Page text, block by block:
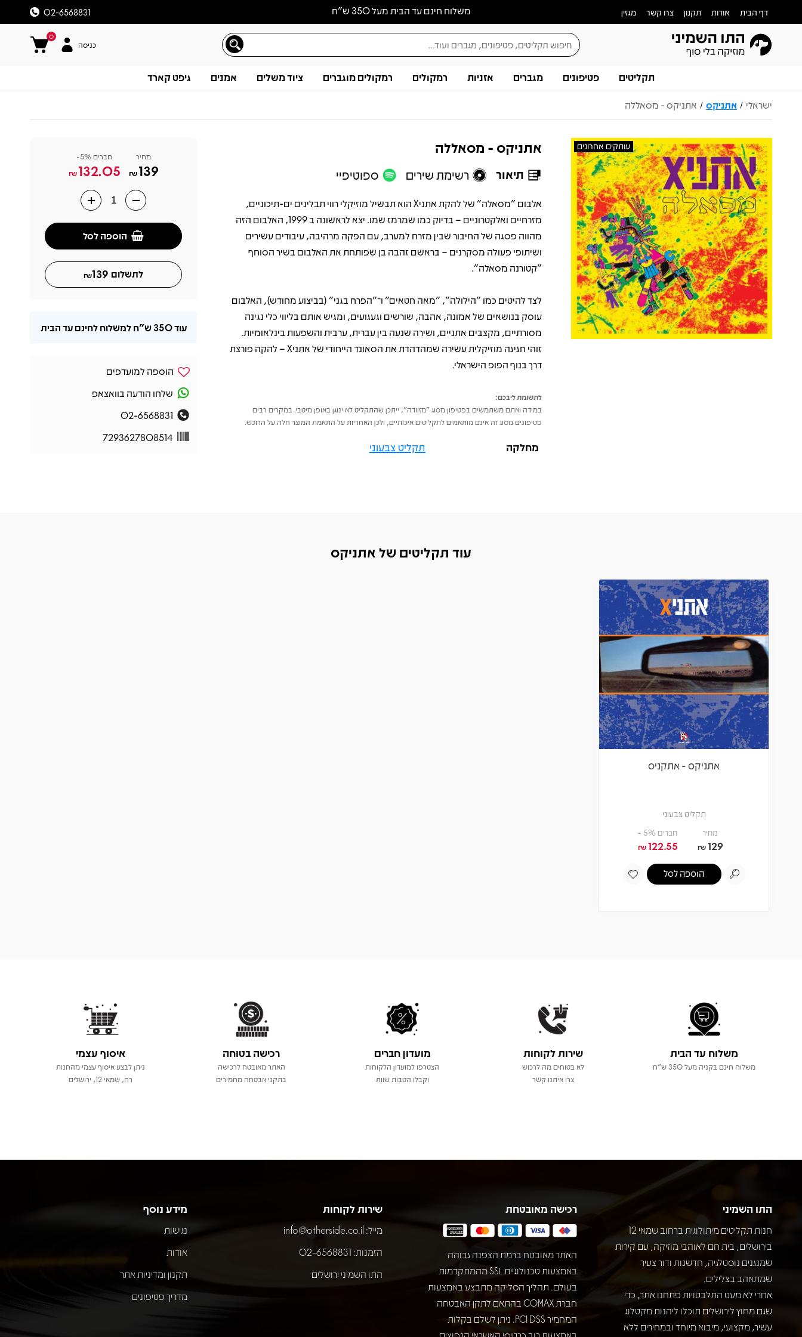
משלוח חינם עד הבית מעל 350 ש״ח דף הבית אודות תקנון צרו קשר מגזין 02-6568831
0
כניסה
תקליטים פטיפונים מגברים אזניות רמקולים רמקולים מוגברים ציוד משלים אמנים גיפט קארד
ישראלי / אתניקס / אתניקס - מסאללה
עותקים אחרונים אתניקס - מסאללה
תיאור רשימת שירים ספוטיפיי
תיאוראלבום "מסאלה" של להקת אתניX הוא תבשיל מוזיקלי רווי תבלינים ים-תיכוניים,
מזרחיים ואלקטרוניים – בדיוק כמו שמרמז שמו. יצא לראשונה ב 1999, האלבום הזה
מהווה פסגה של החיבור שבין מזרח למערב, עם הפקה מרהיבה, עיבודים עשירים
ושיתופי פעולה מסקרנים – בראשם זהבה בן שפותחת את האלבום בשיר הסוחף
"קטורנה מסאלה".
לצד להיטים כמו "הילולה", "מאה חטאים" ו־"הפרח בגני" (בביצוע מחודש), האלבום
עוסק בנושאים של אמונה, אהבה, שורשים וגעגועים, ומגיש אותם בליווי כלי נגינה
מסורתיים, מקצבים אתניים, ושירה שנעה בין עברית, ערבית והשפעות בינלאומיות.
זוהי חגיגה מוזיקלית עשירה שמהדהדת את הסאונד הייחודי של אתניX – להקה פורצת
דרך בנוף הפופ הישראלי.
לתשומת ליבכם:
במידה ואתם משתמשים בפטיפון מסוג "מזוודה", ייתכן שהתקליט לא ינוגן באופן מיטבי. במקרים רבים
פטיפונים מסוג זה אינם מותאמים לתקליטים איכותיים, ולכן האחריות על התאמת המוצר חלה על הרוכש.
מחלקה תקליט צבעוני
מחיר
139
₪
חברים 5%-
132.05
₪
הוספה לסל
לתשלום 139
₪
עוד350 ש"ח למשלוח לחינם עד הבית
הוספה למועדפים
שלחו הודעה בוואצאפ
02-6568831
7293627808514
עוד תקליטים של אתניקס
אתניקס - אתקניס
תקליט צבעוני
מחיר
129
₪
חברים 5% -
122.55
₪
הוספה לסל
משלוח עד הבית
משלוח חינם בקניה מעל 350 ש"ח
שירות לקוחות
לא בטוחים מה לרכוש
צרו איתנו קשר
מועדון חברים
הצטרפו למועדון הלקוחות
וקבלו הטבות שוות
רכישה בטוחה
האתר מאובטח לרכישה
בתקני אבטחה מחמירים
איסוף עצמי
ניתן לבצע איסוף עצמי מהחנות
רח, שמאי 12, ירושלים
התו השמיני
חנות תקליטים מיתולוגית ברחוב שמאי 12
בירושלים, בית חם לאוהבי מוזיקה, עם קירות
שמנגנים נוסטלגיה, חדשנות ודור צעיר
שמתאהב בצלילים.
אחרי לא מעט התלבטויות פתחנו אתר, כדי
שגם מחוץ לירושלים תוכלו ליהנות מקטלוג
עשיר, מקצועי, מיבוא מיוחד ובמחירים ללא
רכישה מאובטחת
האתר מאובטח ברמת הצפנה גבוהה
באמצעות טכנולוגיית SSL מהמתקדמות
בעולם. תהליך הסליקה מתבצע באמצעות
חברת COMAX בהתאם לתקן האבטחה
המחמיר PCI DSS. ניתן לשלם בקלות
שירות לקוחות
מייל: info@otherside.co.il
הזמנות: 02-6568831
התו השמיני ירושלים
מידע נוסף
נגישות
אודות
תקנון ומדיניות אתר
מדריך פטיפונים